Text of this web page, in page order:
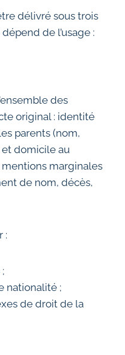
délivré sous trois
de l’usage :
des
original : identité
parents (nom,
et domicile au
marginales
de nom, décès,
:
nationalité ;
de droit de la